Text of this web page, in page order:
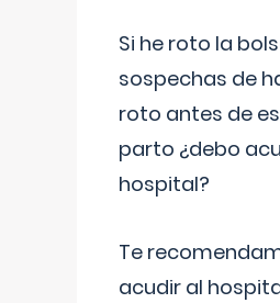
Si he roto la
sospechas de
roto antes de
parto ¿debo
hospital?
Te
acudir al